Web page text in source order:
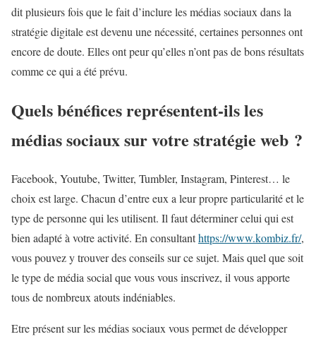
dit plusieurs fois que le fait d’inclure les médias sociaux dans la
stratégie digitale est devenu une nécessité, certaines personnes ont
encore de doute. Elles ont peur qu’elles n’ont pas de bons résultats
comme ce qui a été prévu.
Quels bénéfices représentent-ils les
médias sociaux sur votre stratégie web ?
Facebook, Youtube, Twitter, Tumbler, Instagram, Pinterest… le
choix est large. Chacun d’entre eux a leur propre particularité et le
type de personne qui les utilisent. Il faut déterminer celui qui est
bien adapté à votre activité. En consultanthttps://www.kombiz.fr/,
vous pouvez y trouver des conseils sur ce sujet. Mais quel que soit
le type de média social que vous vous inscrivez, il vous apporte
tous de nombreux atouts indéniables.
Etre présent sur les médias sociaux vous permet de développer